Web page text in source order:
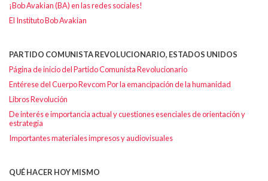
¡Bob Avakian (BA) en las redes sociales!
El Instituto Bob Avakian
PARTIDO COMUNISTA REVOLUCIONARIO, ESTADOS UNIDOS
Página de inicio del Partido Comunista Revolucionario
Entérese del Cuerpo Revcom Por la emancipación de la humanidad
Libros Revolución
De interés e importancia actual y cuestiones esenciales de orientación y
estrategia
Importantes materiales impresos y audiovisuales
QUÉ HACER HOY MISMO